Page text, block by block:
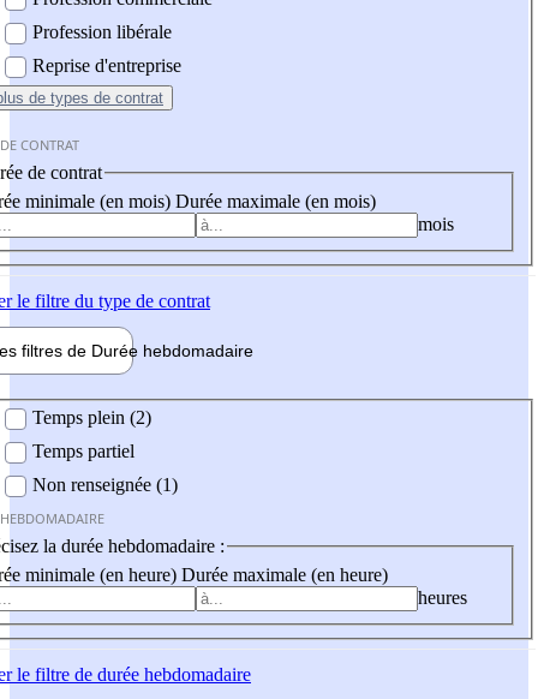
Profession libérale
Reprise d'entreprise
de types de contrat
CONTRAT
de contrat
minimale (en mois) Durée maximale (en mois)
mois
le filtre du type de contrat
filtres de Durée hebdomadaire
Temps plein (2)
Temps partiel
Non renseignée (1)
la durée hebdomadaire :
minimale (en heure) Durée maximale (en heure)
heures
le filtre de durée hebdomadaire